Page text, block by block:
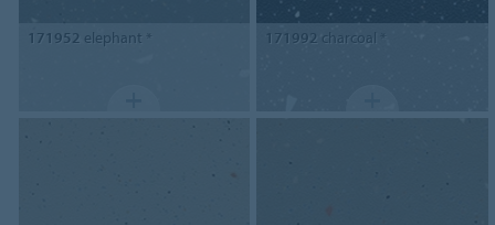
171952 elephant * 171992 charcoal *